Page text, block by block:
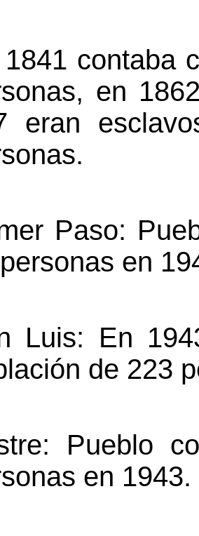
contaba
en
eran
Paso:
en
Luis: En
de 223
Pueblo
en 1943.